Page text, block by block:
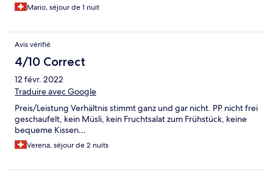
Mario, séjour de 1 nuit
Avis vérifié
4/10 Correct
12 févr. 2022
Traduire avec Google
Preis/Leistung Verhältnis stimmt ganz und gar nicht. PP nicht frei
geschaufelt, kein Müsli, kein Fruchtsalat zum Frühstück, keine
bequeme Kissen…
Verena, séjour de 2 nuits